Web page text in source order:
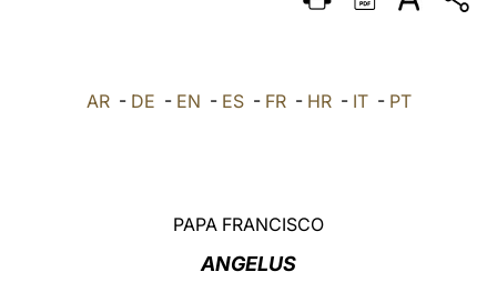
DEUTSCH
العربيّة AR- DE - EN - ES- FR- HR- IT- PT
PAPA FRANCISCO
ANGELUS